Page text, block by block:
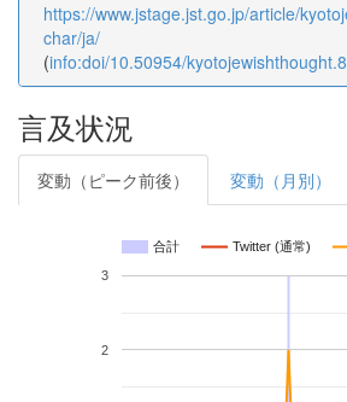
https://www.jstage.jst.go.jp/article/
char/ja/
(info:doi/10.50954/
言及状況
変動（ピーク前後） 変動（月別）
合計 Twitter (通常)
2
3